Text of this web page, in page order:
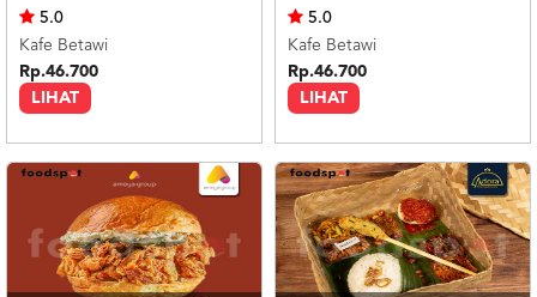
LIHAT
5.0
Kafe Betawi
Rp.46.700
LIHAT
5.0
Kafe Betawi
Rp.46.700